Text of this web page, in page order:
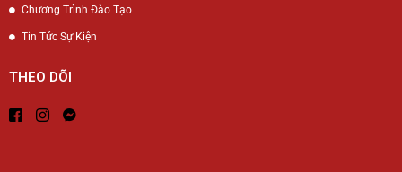
Chương Trình Đào Tạo
Tin Tức Sự Kiện
THEO DÕI